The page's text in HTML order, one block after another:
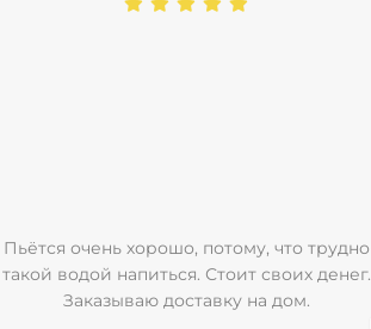
Пьётся очень хорошо, потому, что трудно
такой водой напиться. Стоит своих денег.
Заказываю доставку на дом.